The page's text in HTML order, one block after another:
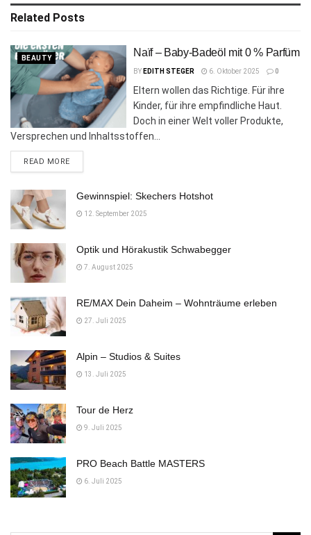
Related Posts
BEAUTY Naïf – Baby-Badeöl mit 0 % Parfüm
BY EDITH STEGER 6. Oktober 2025 0
Eltern wollen das Richtige. Für ihre
Kinder, für ihre empfindliche Haut.
Doch in einer Welt voller Produkte,
Versprechen und Inhaltsstoffen...
READ MOREDETAILS
Gewinnspiel: Skechers Hotshot
12. September 2025
Optik und Hörakustik Schwabegger
7. August 2025
RE/MAX Dein Daheim – Wohnträume erleben
27. Juli 2025
Alpin – Studios & Suites
13. Juli 2025
Tour de Herz
9. Juli 2025
PRO Beach Battle MASTERS
6. Juli 2025